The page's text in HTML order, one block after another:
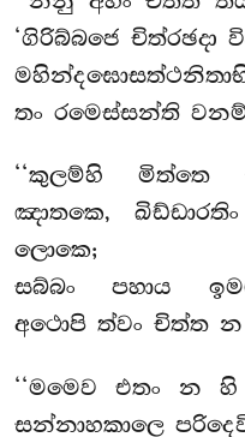
‘ගිරිබ්බජෙ චිත්රඡදා
තං රමෙස්සන්ති
‘‘කුලම්හි
ඤාතකෙ,
ලොකෙ;
සබ්බං පහාය
අථොපි ත්වං චිත්ත
‘‘මමෙව එතං න හි
සන්නාහකාලෙ